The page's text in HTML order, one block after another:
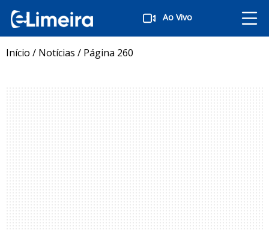
Ao Vivo
Início / Notícias / Página 260